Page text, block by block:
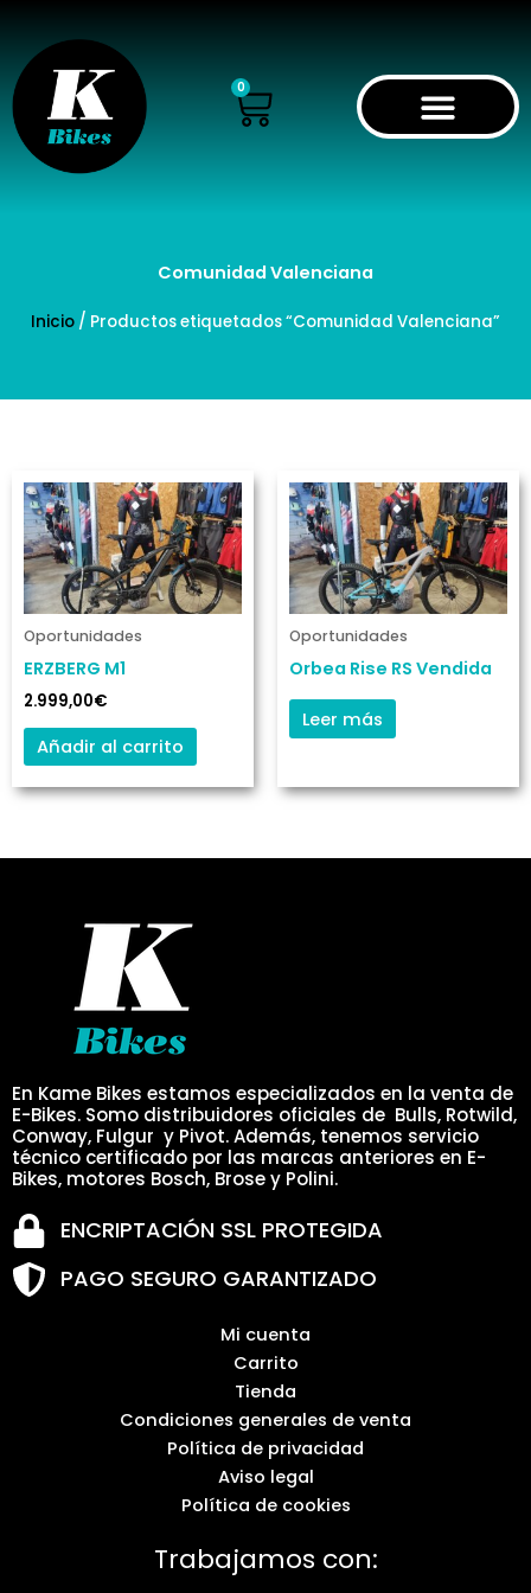
contenido
0
Cart
Comunidad Valenciana
Inicio / Productos etiquetados “Comunidad Valenciana”
Oportunidades
ERZBERG M1
2.999,00€
Añadir al carrito
Oportunidades
Orbea Rise RS Vendida
Leer más
En Kame Bikes estamos especializados en la venta de
E-Bikes. Somo distribuidores oficiales de Bulls, Rotwild,
Conway, Fulgur y Pivot. Además, tenemos servicio
técnico certificado por las marcas anteriores en E-
Bikes, motores Bosch, Brose y Polini.
ENCRIPTACIÓN SSL PROTEGIDA
PAGO SEGURO GARANTIZADO
Mi cuenta
Carrito
Tienda
Condiciones generales de venta
Política de privacidad
Aviso legal
Política de cookies
Trabajamos con: